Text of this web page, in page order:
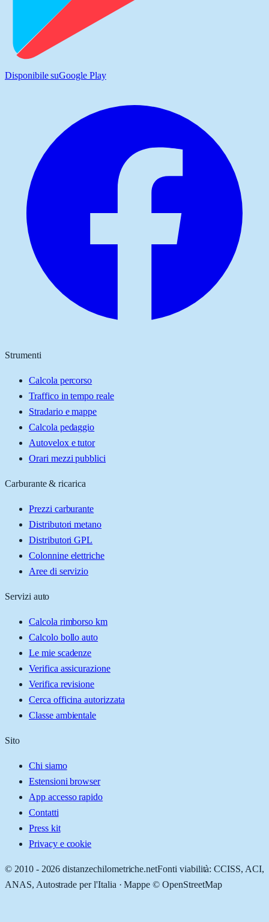
Disponibile suGoogle Play
Strumenti
Calcola percorso
Traffico in tempo reale
Stradario e mappe
Calcola pedaggio
Autovelox e tutor
Orari mezzi pubblici
Carburante & ricarica
Prezzi carburante
Distributori metano
Distributori GPL
Colonnine elettriche
Aree di servizio
Servizi auto
Calcola rimborso km
Calcolo bollo auto
Le mie scadenze
Verifica assicurazione
Verifica revisione
Cerca officina autorizzata
Classe ambientale
Sito
Chi siamo
Estensioni browser
App accesso rapido
Contatti
Press kit
Privacy e cookie
© 2010 - 2026 distanzechilometriche.netFonti viabilità: CCISS, ACI,
ANAS, Autostrade per l'Italia · Mappe © OpenStreetMap